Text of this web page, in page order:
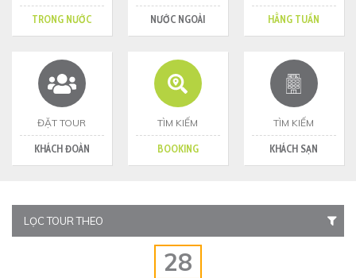
TRONG NƯỚC NƯỚC NGOÀI HẰNG TUẦN
ĐẶT TOUR
KHÁCH ĐOÀN
TÌM KIẾM
BOOKING
TÌM KIẾM
KHÁCH SẠN
LỌC TOUR THEO
28